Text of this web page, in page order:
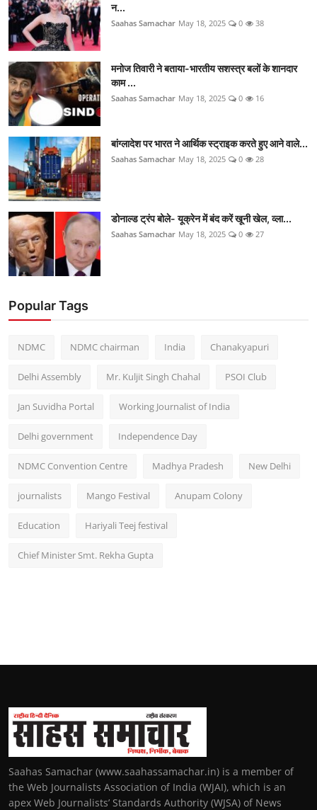
न...
Saahas Samachar May 18, 2025 0 38
मनोज तिवारी ने बताया-भारतीय सशस्त्र बलों के शानदार
काम ...
Saahas Samachar May 18, 2025 0 16
बांग्लादेश पर भारत ने आर्थिक स्ट्राइक करते हुए आने वाले...
Saahas Samachar May 18, 2025 0 28
डोनाल्ड ट्रंप बोले- यूक्रेन में बंद करें खूनी खेल, व्ला...
Saahas Samachar May 18, 2025 0 27
Popular Tags
NDMC NDMC chairman India Chanakyapuri
Delhi Assembly Mr. Kuljit Singh Chahal PSOI Club
Jan Suvidha Portal Working Journalist of India
Delhi government Independence Day
NDMC Convention Centre Madhya Pradesh New Delhi
journalists Mango Festival Anupam Colony
Education Hariyali Teej festival
Chief Minister Smt. Rekha Gupta
Saahas Samachar (www.saahassamachar.in) is a member of
the Web Journalists Association of India (WJAI), which is an
apex Web Journalists’ Standards Authority (WJSA) of News